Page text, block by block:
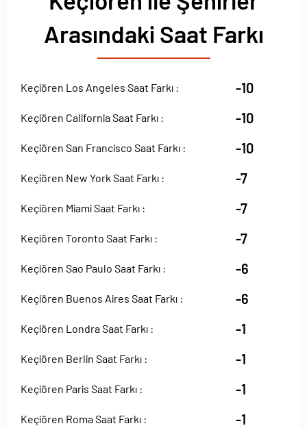
Arasındaki Saat Farkı
Keçiören Los Angeles Saat Farkı : -10
Keçiören California Saat Farkı : -10
Keçiören San Francisco Saat Farkı : -10
Keçiören New York Saat Farkı : -7
Keçiören Miami Saat Farkı : -7
Keçiören Toronto Saat Farkı : -7
Keçiören Sao Paulo Saat Farkı : -6
Keçiören Buenos Aires Saat Farkı : -6
Keçiören Londra Saat Farkı : -1
Keçiören Berlin Saat Farkı : -1
Keçiören Paris Saat Farkı : -1
Keçiören Roma Saat Farkı : -1